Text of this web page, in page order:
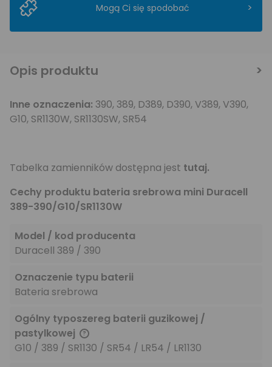
Mogą Ci się spodobać >
Opis produktu
Inne oznaczenia: 390, 389, D389, D390, V389, V390,
G10, SR1130W, SR1130SW, SR54
Tabelka zamienników dostępna jest tutaj.
Cechy produktu bateria srebrowa mini Duracell
389-390/G10/SR1130W
Model / kod producenta
Duracell 389 / 390
Oznaczenie typu baterii
Bateria srebrowa
Ogólny typoszereg baterii guzikowej /
pastylkowej
G10 / 389 / SR1130 / SR54 / LR54 / LR1130